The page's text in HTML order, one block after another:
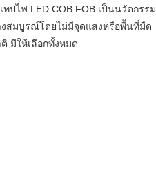
เทปไฟ LED COB FOB เป็นนวัตก
งสมบูรณ์โดยไม่มีจุดแสงหรือพื้นที่มืด
มีให้เลือกทั้งหมด